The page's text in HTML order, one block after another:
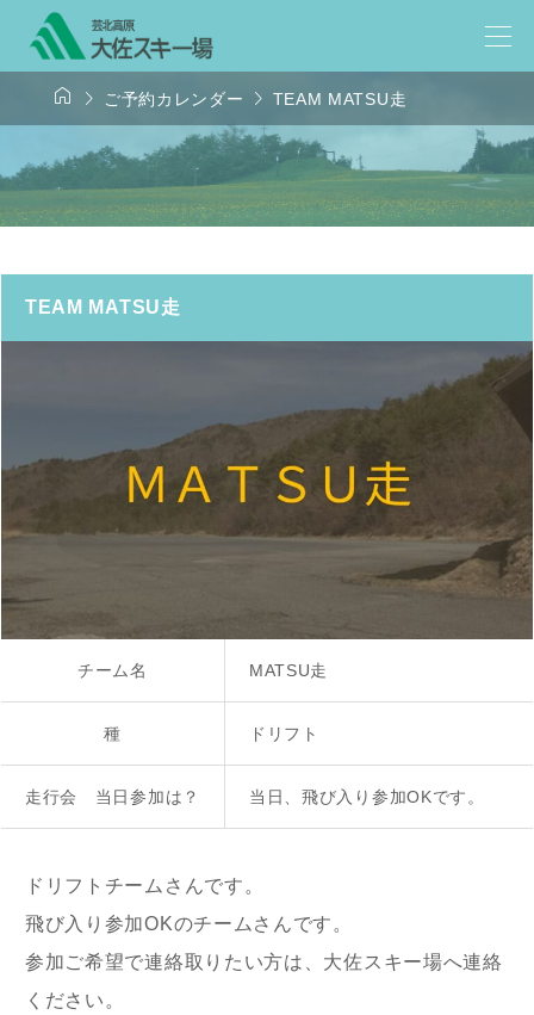
  ご予約カレンダー  TEAM MATSU走
TEAM MATSU走
チーム名 MATSU走
種 ドリフト
走行会 当日参加は？ 当日、飛び入り参加OKです。
ドリフトチームさんです。
飛び入り参加OKのチームさんです。
参加ご希望で連絡取りたい方は、大佐スキー場へ連絡
ください。